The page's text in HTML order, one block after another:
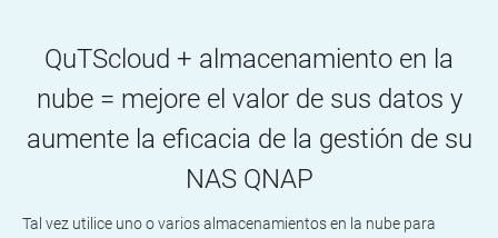
QuTScloud + almacenamiento en la
nube = mejore el valor de sus datos y
aumente la eficacia de la gestión de su
NAS QNAP
Tal vez utilice uno o varios almacenamientos en la nube para